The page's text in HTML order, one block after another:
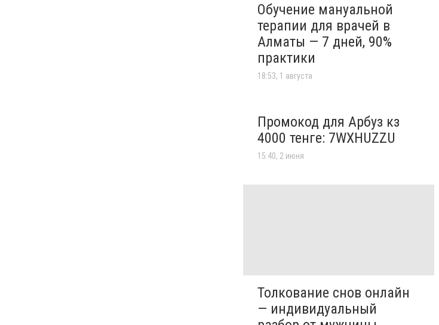
Обучение мануальной
терапии для врачей в
Алматы — 7 дней, 90%
практики
18:53, 1 августа
Промокод для Арбуз кз
4000 тенге: 7WXHUZZU
15:40, 2 июня
Толкование снов онлайн
— индивидуальный